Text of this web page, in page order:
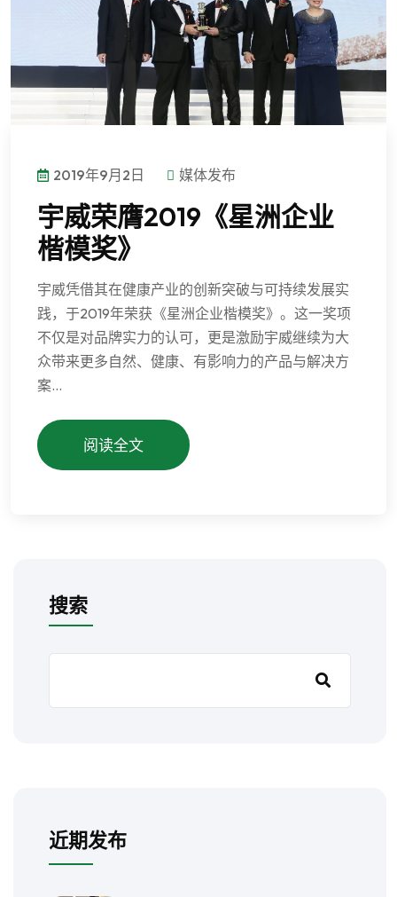
2019年9月2日 媒体发布
宇威荣膺2019《星洲企业
楷模奖》
宇威凭借其在健康产业的创新突破与可持续发展实
践，于2019年荣获《星洲企业楷模奖》。这一奖项
不仅是对品牌实力的认可，更是激励宇威继续为大
众带来更多自然、健康、有影响力的产品与解决方
案...
阅读全文
搜索
近期发布